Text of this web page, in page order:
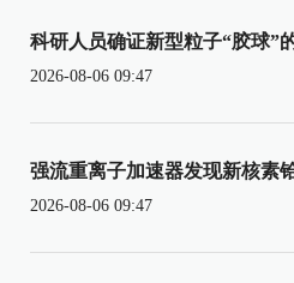
科研人员确证新型粒子“胶球”
2026-08-06 09:47
强流重离子加速器发现新核素
2026-08-06 09:47